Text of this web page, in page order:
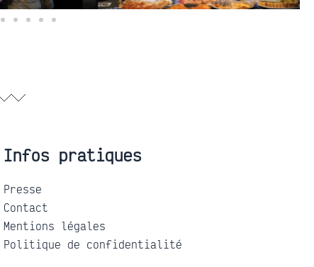
Infos pratiques
Presse
Contact
Mentions légales
Politique de confidentialité